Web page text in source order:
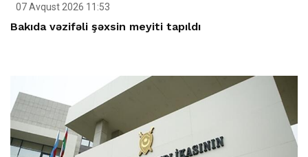
07 Avqust 2026 11:53
Bakıda vəzifəli şəxsin meyiti tapıldı